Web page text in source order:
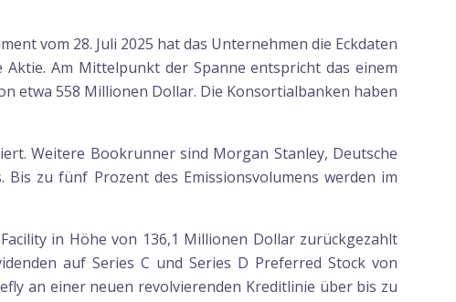
vom 28. Juli 2025 hat das Unternehmen die Eckdaten
Am Mittelpunkt der Spanne entspricht das einem
etwa 558 Millionen Dollar. Die Konsortialbanken haben
Weitere Bookrunner sind Morgan Stanley, Deutsche
zu fünf Prozent des Emissionsvolumens werden im
in Höhe von 136,1 Millionen Dollar zurückgezahlt
auf Series C und Series D Preferred Stock von
an einer neuen revolvierenden Kreditlinie über bis zu